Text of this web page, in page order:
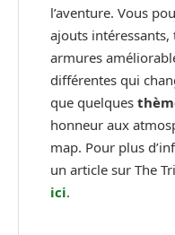
l’aventure. Vous
ajouts intéressants,
armures
différentes qui
que quelques
honneur aux
map. Pour plus
un article sur The
ici.